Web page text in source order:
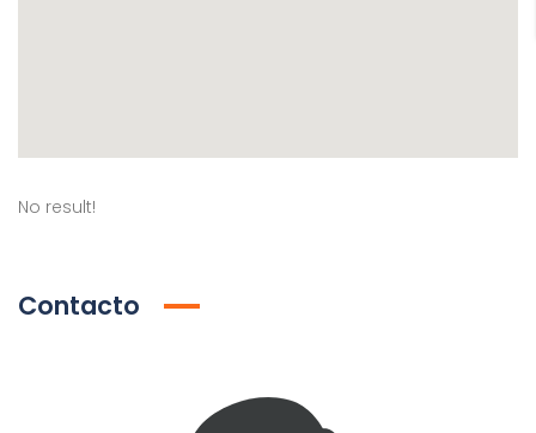
No result!
Contacto